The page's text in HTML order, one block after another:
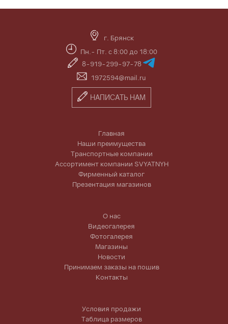
г. Брянск
Пн.- Пт. с 8:00 до 18:00
8-919-299-97-78
1972594@mail.ru
НАПИСАТЬ НАМ
Главная
Наши преимущества
Транспортные компании
Ассортимент компании SVYATNYH
Фирменный каталог
Презентация магазинов
О нас
Видеогалерея
Фотогалерея
Магазины
Новости
Принимаем заказы на пошив
Контакты
Условия продажи
Таблица размеров